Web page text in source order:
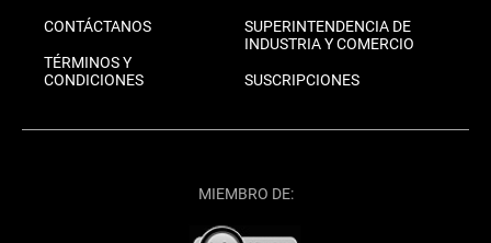
CONTÁCTANOS
TÉRMINOS Y
CONDICIONES
SUPERINTENDENCIA DE
INDUSTRIA Y COMERCIO
SUSCRIPCIONES
MIEMBRO DE: